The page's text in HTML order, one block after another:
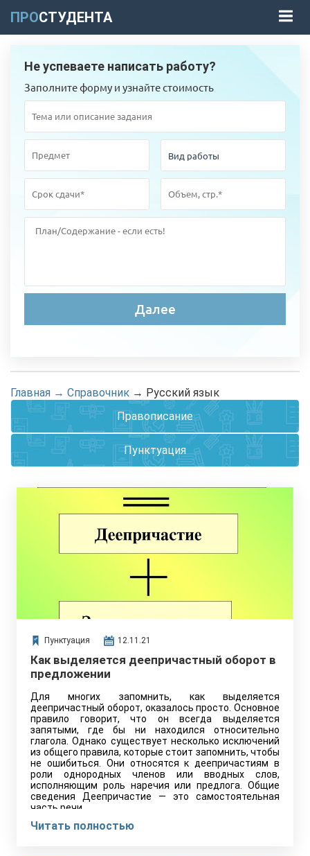
ПРОСТУДЕНТА
Не успеваете написать работу?
Заполните форму и узнайте стоимость
Главная → Справочник → Русский язык
Правописание
Пунктуация
Пунктуация 12.11.21
Как выделяется деепричастный оборот в
предложении
Для многих запомнить, как выделяется
деепричастный оборот, оказалось просто. Основное
правило говорит, что он всегда выделяется
запятыми, где бы ни находился относительно
глагола. Однако существует несколько исключений
из общего правила, которые стоит запомнить, чтобы
не ошибиться. Они относятся к деепричастиям в
роли однородных членов или вводных слов,
исполняющим роль наречия или предлога. Общие
сведения Деепричастие — это самостоятельная
часть речи.…
Читать полностью